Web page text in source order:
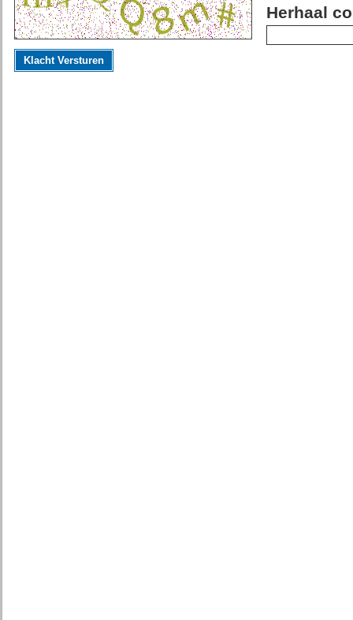
Herhaal
Klacht Versturen